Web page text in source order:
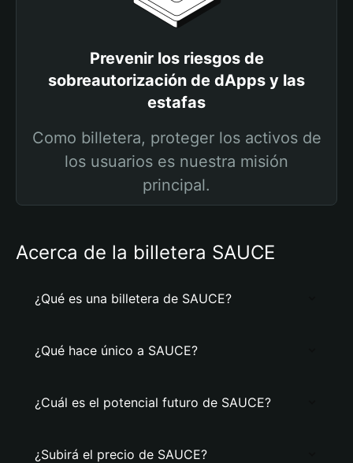
Prevenir los riesgos de
sobreautorización de dApps y las
estafas
Como billetera, proteger los activos de
los usuarios es nuestra misión
principal.
Acerca de la billetera SAUCE
¿Qué es una billetera de SAUCE?
¿Qué hace único a SAUCE?
¿Cuál es el potencial futuro de SAUCE?
¿Subirá el precio de SAUCE?